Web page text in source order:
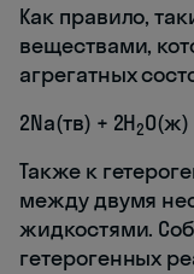
Как правило,
веществами,
агрегатных
2Na(тв) + 2H2O(ж)
Также к
между двумя
жидкостями.
гетерогенных